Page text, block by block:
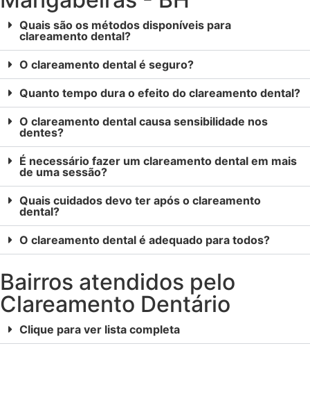
Quais são os métodos disponíveis para
clareamento dental?
O clareamento dental é seguro?
Quanto tempo dura o efeito do clareamento dental?
O clareamento dental causa sensibilidade nos
dentes?
É necessário fazer um clareamento dental em mais
de uma sessão?
Quais cuidados devo ter após o clareamento
dental?
O clareamento dental é adequado para todos?
Bairros atendidos pelo
Clareamento Dentário
Clique para ver lista completa